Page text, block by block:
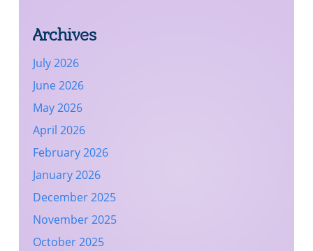
Archives
July 2026
June 2026
May 2026
April 2026
February 2026
January 2026
December 2025
November 2025
October 2025